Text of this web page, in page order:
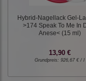
Hybrid-Nagellack Gel-
>174 Speak To Me In
Anese< (15 ml)
13,90 €
Grundpreis: 926,67 € / l